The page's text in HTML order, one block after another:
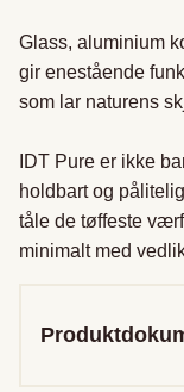
Glass, aluminium
gir enestående
som lar naturens
IDT Pure er ikke
holdbart og
tåle de tøffeste
minimalt med